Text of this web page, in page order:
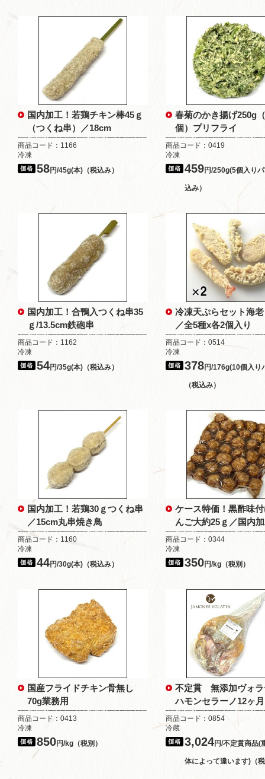
国内加工！若鶏チキン棒45ｇ
（つくね串）／18cm
商品コード：1166
冷凍
58円/45g(本)（税込み）
春菊のかき揚げ250g
個）プリフライ
商品コード：0419
冷凍
459円/250g(5個入り
込み）
国内加工！合鴨入つくね串35
ｇ/13.5cm鉄砲串
商品コード：1162
冷凍
54円/35g(本)（税込み）
冷凍天ぷらセット海
／全5種x各2個入り
商品コード：0514
冷凍
378円/176g(10個入り
（税込み）
国内加工！若鶏30ｇつくね串
／15cm丸串焼き鳥
商品コード：1160
冷凍
44円/30g(本)（税込み）
ケース特価！黒酢味
んご大約25ｇ／国内
商品コード：0344
冷凍
350円/kg（税別）
国産フライドチキン骨無し
70g業務用
商品コード：0413
冷凍
850円/kg（税別）
不定貫 無添加ヴォラ
ハモンセラーノ12ヶ月
商品コード：0854
冷蔵
3,024円/不定貫商品(
体によって違います)（